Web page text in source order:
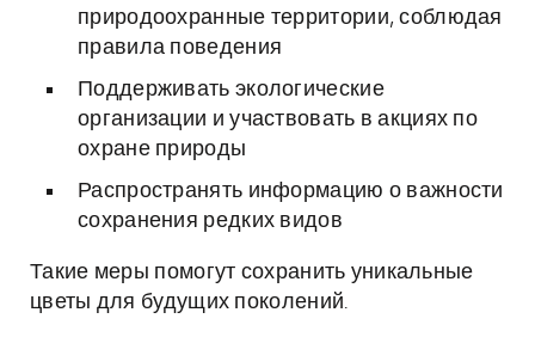
природоохранные территории, соблюдая
правила поведения
Поддерживать экологические
организации и участвовать в акциях по
охране природы
Распространять информацию о важности
сохранения редких видов
Такие меры помогут сохранить уникальные
цветы для будущих поколений.